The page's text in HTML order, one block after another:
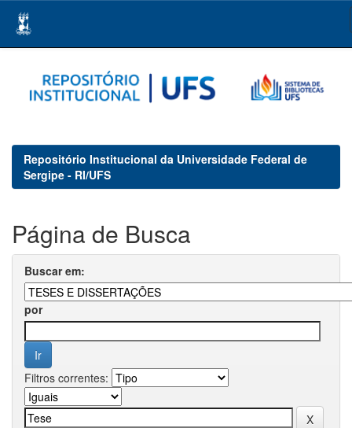
navigation
Repositório Institucional da Universidade Federal de
Sergipe - RI/UFS
Página de Busca
Buscar em:
por
Filtros correntes: